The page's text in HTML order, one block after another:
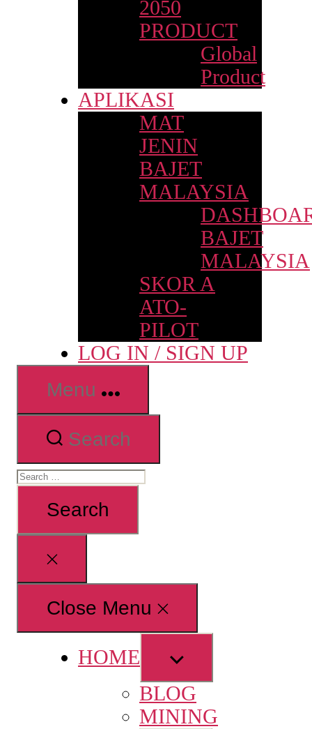
2050
PRODUCT
Global
Product
APLIKASI
MAT
JENIN
BAJET
MALAYSIA
BAJET
MALAYSIA
SKOR A
ATO-
PILOT
LOG IN / SIGN UP
Menu
Search
Search
Close
search
Close Menu
HOME
Show
sub
menu
BLOG
MINING